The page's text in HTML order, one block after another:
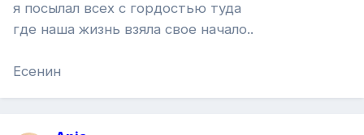
я посылал всех с гордостью туда
где наша жизнь взяла свое начало..
Есенин